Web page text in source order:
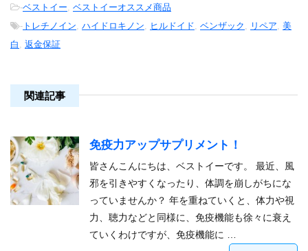
-ベストイー, ベストイーオススメ商品
- トレチノイン, ハイドロキノン, ヒルドイド, ベンザック , リペア, 美
白 , 返金保証
関連記事
免疫力アップサプリメント！
皆さんこんにちは、ベストイーです。 最近、風
邪を引きやすくなったり、体調を崩しがちにな
っていませんか？ 年を重ねていくと、体力や視
力、聴力などと同様に、免疫機能も徐々に衰え
ていくわけですが、免疫機能に …